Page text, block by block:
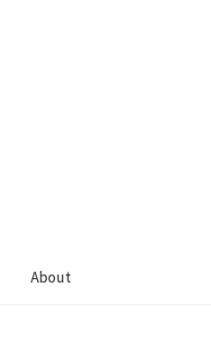
About